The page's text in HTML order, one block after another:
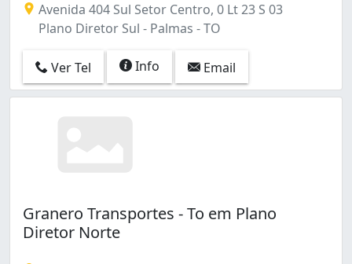
Avenida 404 Sul Setor Centro, 0 Lt 23 S 03
Plano Diretor Sul - Palmas - TO
Ver Tel Info Email
Granero Transportes - To em Plano
Diretor Norte